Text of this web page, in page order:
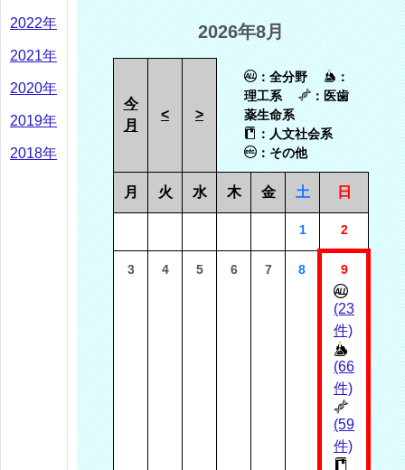
2022年
2021年
2020年
2019年
2018年
2026年8月
今
月
< >
：全分野
：
理工系
：医歯
薬生命系
：人文社会系
：その他
月 火 水 木 金 土 日
1 2
3 4 5 6 7 8 9
(23
件)
(66
件)
(59
件)